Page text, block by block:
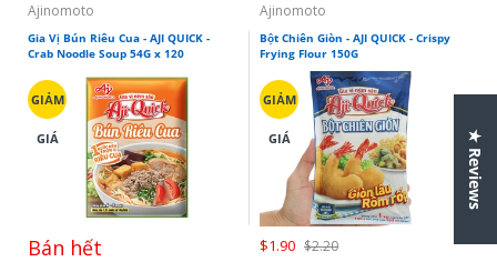
Ajinomoto
Gia Vị Bún Riêu Cua - AJI QUICK -
Crab Noodle Soup 54G x 120
GIẢM
GIÁ
Bán hết
Ajinomoto
Bột Chiên Giòn - AJI QUICK - Crispy
Frying Flour 150G
GIẢM
GIÁ
$1.90 $2.20
★ Reviews